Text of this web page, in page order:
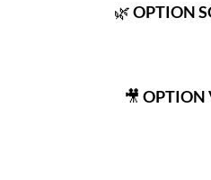
🌿OPTION
🎥 OPTION